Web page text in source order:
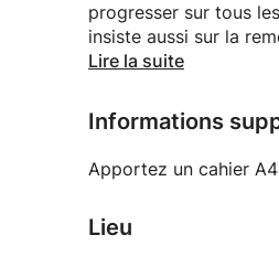
progresser sur tous
insiste aussi sur la
vécu 4 mois aux
Lire la suite
Informations
Apportez un cahier A4
Lieu